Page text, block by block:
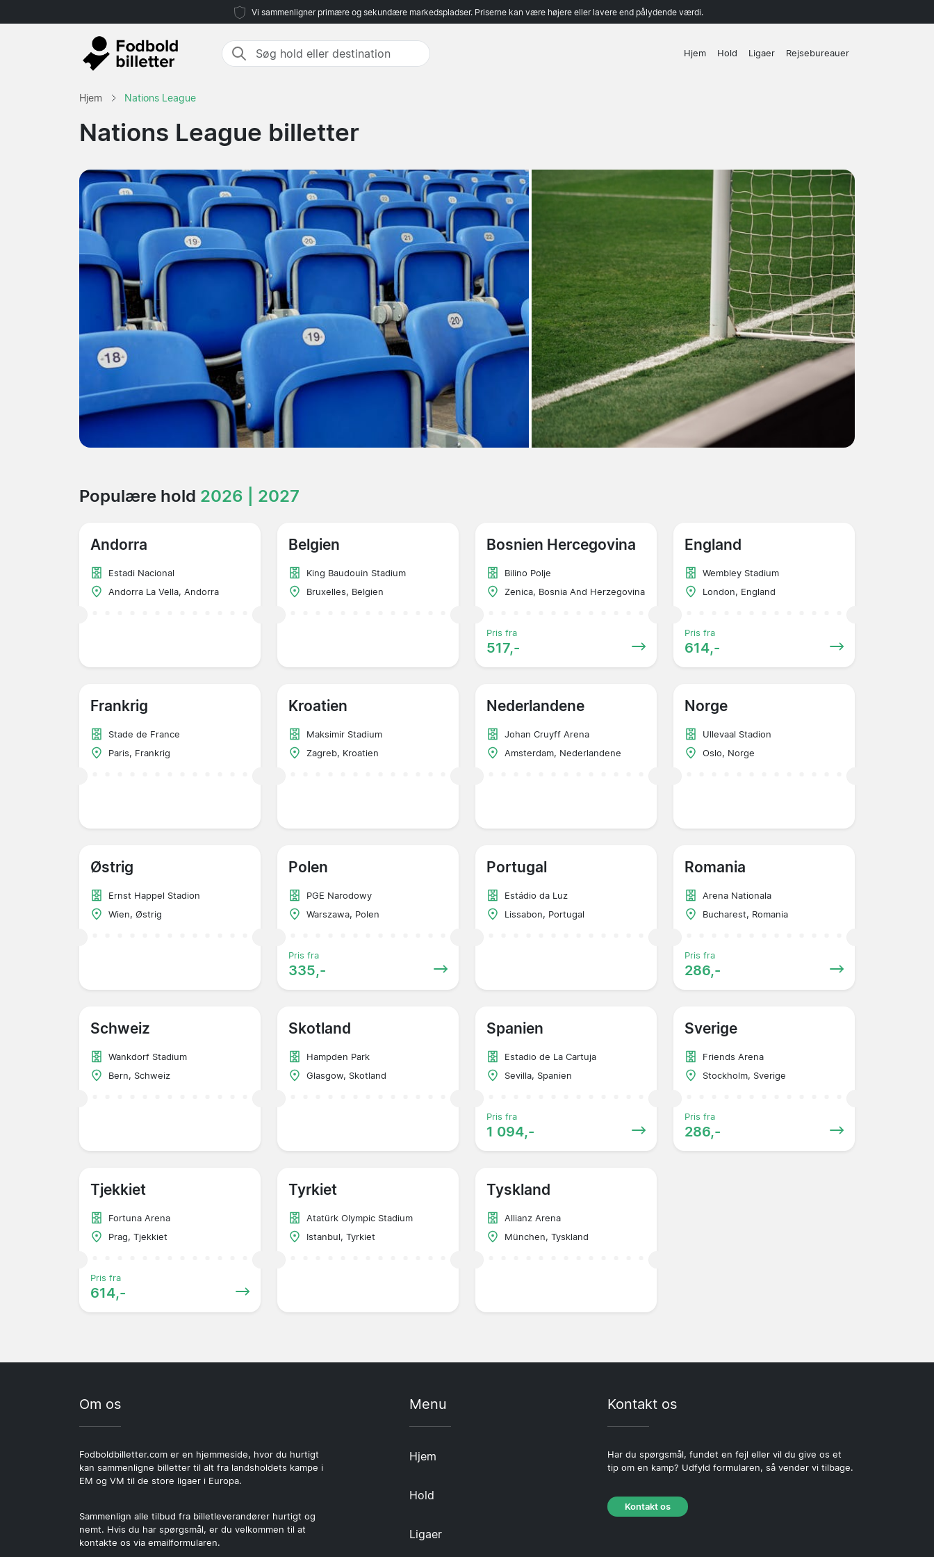
Vi sammenligner primære og sekundære markedspladser. Priserne kan være højere eller lavere end pålydende værdi.
Hjem Hold Ligaer Rejsebureauer
Hjem Nations League
Nations League billetter
Populære hold 2026 | 2027
Andorra
Estadi Nacional
Andorra La Vella, Andorra
Belgien
King Baudouin Stadium
Bruxelles, Belgien
Bosnien Hercegovina
Bilino Polje
Zenica, Bosnia And Herzegovina
Pris fra
517,-
England
Wembley Stadium
London, England
Pris fra
614,-
Frankrig
Stade de France
Paris, Frankrig
Kroatien
Maksimir Stadium
Zagreb, Kroatien
Nederlandene
Johan Cruyff Arena
Amsterdam, Nederlandene
Norge
Ullevaal Stadion
Oslo, Norge
Østrig
Ernst Happel Stadion
Wien, Østrig
Polen
PGE Narodowy
Warszawa, Polen
Pris fra
335,-
Portugal
Estádio da Luz
Lissabon, Portugal
Romania
Arena Nationala
Bucharest, Romania
Pris fra
286,-
Schweiz
Wankdorf Stadium
Bern, Schweiz
Skotland
Hampden Park
Glasgow, Skotland
Spanien
Estadio de La Cartuja
Sevilla, Spanien
Pris fra
1 094,-
Sverige
Friends Arena
Stockholm, Sverige
Pris fra
286,-
Tjekkiet
Fortuna Arena
Prag, Tjekkiet
Pris fra
614,-
Tyrkiet
Atatürk Olympic Stadium
Istanbul, Tyrkiet
Tyskland
Allianz Arena
München, Tyskland
Om os
Fodboldbilletter.com er en hjemmeside, hvor du hurtigt
kan sammenligne billetter til alt fra landsholdets kampe i
EM og VM til de store ligaer i Europa.
Sammenlign alle tilbud fra billetleverandører hurtigt og
nemt. Hvis du har spørgsmål, er du velkommen til at
kontakte os via emailformularen.
Menu
Hjem
Hold
Ligaer
Kontakt os
Har du spørgsmål, fundet en fejl eller vil du give os et
tip om en kamp? Udfyld formularen, så vender vi tilbage.
Kontakt os